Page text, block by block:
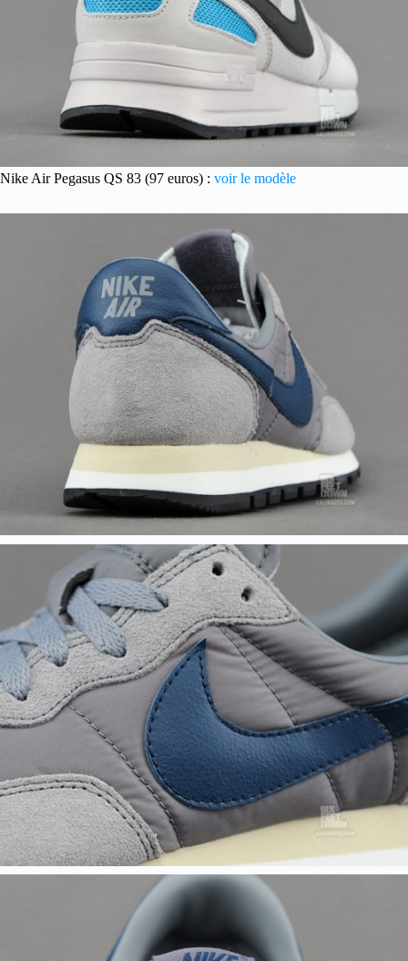
Nike Air Pegasus QS 83 (97 euros) : voir le modèle